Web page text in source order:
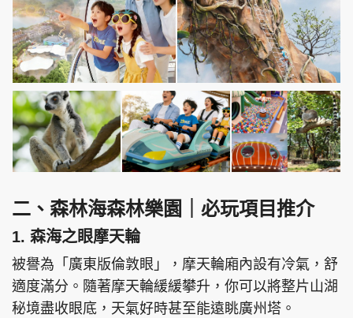
二、森林海森林樂園｜必玩項目推介
1. 森海之眼摩天輪
被譽為「廣東版倫敦眼」，摩天輪廂內設有冷氣，舒
適度滿分。隨著摩天輪緩緩攀升，你可以將整片山湖
秘境盡收眼底，天氣好時甚至能遠眺廣州塔。